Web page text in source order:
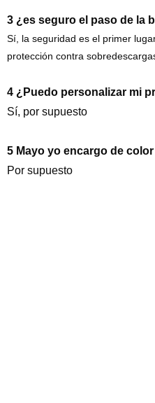
3 ¿es seguro el paso de la
Sí, la seguridad es el primer
protección contra
4 ¿Puedo personalizar mi
Sí, por supuesto
5 Mayo yo encargo de
Por supuesto